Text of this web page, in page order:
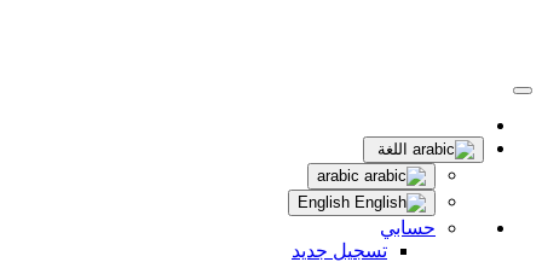
اللغة
حسابي
تسجيل جديد